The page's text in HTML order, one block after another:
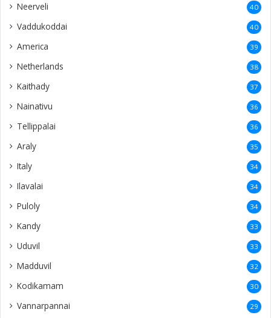
Neerveli 40
Vaddukoddai 40
America 39
Netherlands 38
Kaithady 37
Nainativu 36
Tellippalai 36
Araly 35
Italy 34
Ilavalai 34
Puloly 34
Kandy 33
Uduvil 33
Madduvil 32
Kodikamam 30
Vannarpannai 29